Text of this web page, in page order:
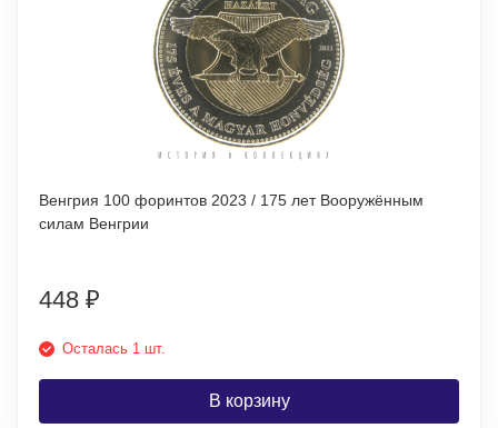
Венгрия 100 форинтов 2023 / 175 лет Вооружённым
силам Венгрии
448 ₽
Осталась 1 шт.
В корзину